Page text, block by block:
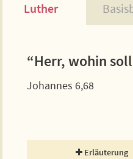
Luther
“Herr, wohin
Johannes 6,68
Erläuterung